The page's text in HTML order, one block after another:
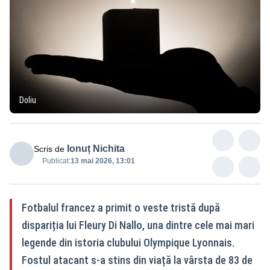
Doliu
Scris de Ionuț Nichita
Publicat:13 mai 2026, 13:01
Fotbalul francez a primit o veste tristă după
dispariția lui Fleury Di Nallo, una dintre cele mai mari
legende din istoria clubului Olympique Lyonnais.
Fostul atacant s-a stins din viață la vârsta de 83 de